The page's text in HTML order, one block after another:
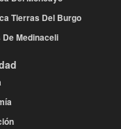
Tierras Del Burgo
Medinaceli